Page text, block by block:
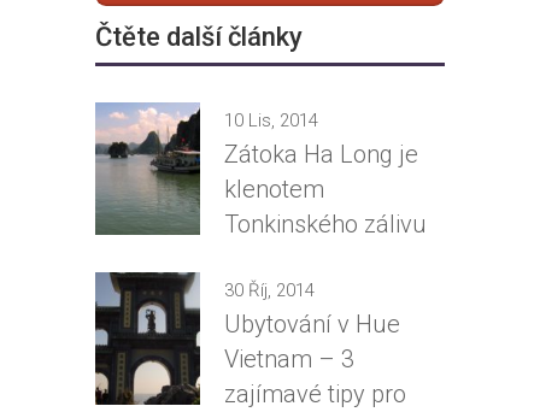
Čtěte další články
10 Lis, 2014
Zátoka Ha Long je
klenotem
Tonkinského zálivu
30 Říj, 2014
Ubytování v Hue
Vietnam – 3
zajímavé tipy pro